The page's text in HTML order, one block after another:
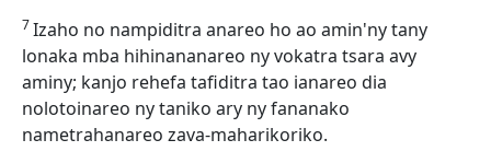
7Izaho no nampiditra anareo ho ao amin'ny tany
lonaka mba hihinananareo ny vokatra tsara avy
aminy; kanjo rehefa tafiditra tao ianareo dia
nolotoinareo ny taniko ary ny fananako
nametrahanareo zava-maharikoriko.